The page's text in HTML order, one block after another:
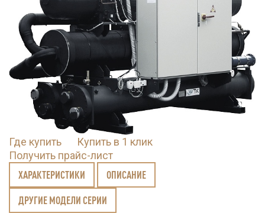
Где купить
Купить в 1 клик
Получить прайс-лист
ХАРАКТЕРИСТИКИ ОПИСАНИЕ
ДРУГИЕ МОДЕЛИ СЕРИИ